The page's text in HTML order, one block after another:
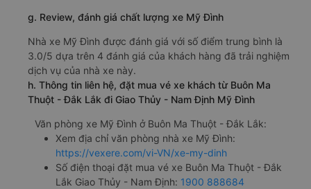
g. Review, đánh giá chất lượng xe Mỹ Đình
Nhà xe Mỹ Đình được đánh giá với số điểm trung bình là
3.0/5 dựa trên 4 đánh giá của khách hàng đã trải nghiệm
dịch vụ của nhà xe này.
h. Thông tin liên hệ, đặt mua vé xe khách từ Buôn Ma
Thuột - Đắk Lắk đi Giao Thủy - Nam Định Mỹ Đình
Văn phòng xe Mỹ Đình ở Buôn Ma Thuột - Đắk Lắk:
Xem địa chỉ văn phòng nhà xe Mỹ Đình:
https://vexere.com/vi-VN/xe-my-dinh
Số điện thoại đặt mua vé xe Buôn Ma Thuột - Đắk
Lắk Giao Thủy - Nam Định: 1900 888684